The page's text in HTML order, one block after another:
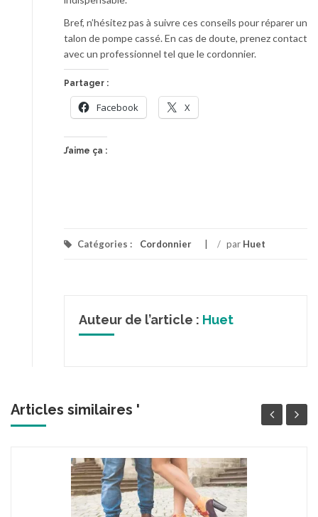
Bref, n’hésitez pas à suivre ces conseils pour réparer un
talon de pompe cassé. En cas de doute, prenez contact
avec un professionnel tel que le cordonnier.
Partager :
Facebook X
J’aime ça :
Catégories : Cordonnier / par Huet
Auteur de l’article : Huet
Articles similaires '